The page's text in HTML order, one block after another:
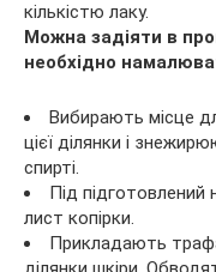
кількістю лаку.
Можна задіяти в
необхідно
Вибирають місце
цієї ділянки і
спирті.
Під
лист копірки.
Прикладають